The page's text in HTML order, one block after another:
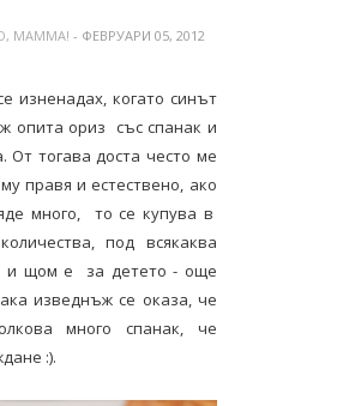
MAMMA! - ФЕВРУАРИ 05, 2012
изненадах, когато синът
опита ориз със спанак и
От тогава доста често ме
правя и естествено, ако
много, то се купува в
под всякаква
щом е за детето - още
изведнъж се оказа, че
много спанак, че
:).